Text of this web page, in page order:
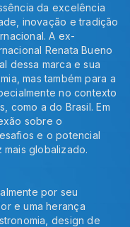
da excelência
inovação e tradição
A ex-
Renata Bueno
dessa marca e sua
mas também para a
no contexto
como a do Brasil. Em
sobre o
e o potencial
mais globalizado.
por seu
e uma herança
design de